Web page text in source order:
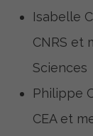
Isabelle
CNRS et
Sciences
Philippe
CEA et